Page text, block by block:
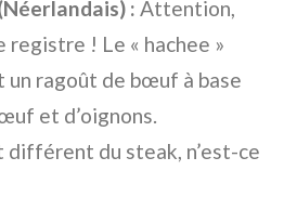
: Attention,
registre ! Le « hachee »
un ragoût de bœuf à base
et d’oignons.
du steak, n’est-ce